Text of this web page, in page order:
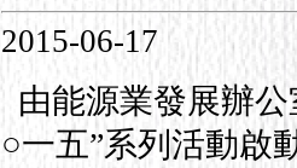
2015-06-17
由能源業發展辦
○一五”系列活動啟